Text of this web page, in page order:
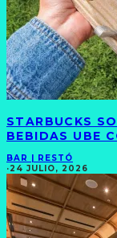
STARBUCKS
BEBIDAS UBE
BAR | RESTÓ
·24 JULIO, 2026